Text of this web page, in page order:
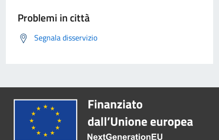
Problemi in città
Segnala disservizio